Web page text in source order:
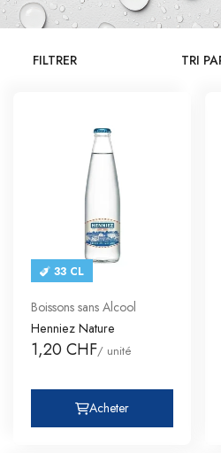
CATALOGUES
CONTACT
FILTRER
33 CL
Boissons sans Alcool
Henniez Nature
1,20 CHF/ unité
Acheter